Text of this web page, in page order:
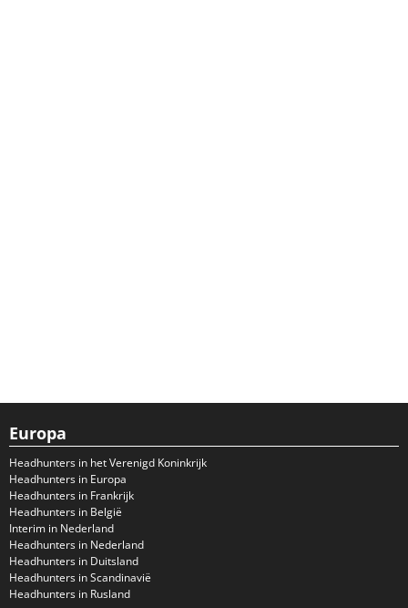
Europa
Headhunters in het Verenigd Koninkrijk
Headhunters in Europa
Headhunters in Frankrijk
Headhunters in België
Interim in Nederland
Headhunters in Nederland
Headhunters in Duitsland
Headhunters in Scandinavië
Headhunters in Rusland